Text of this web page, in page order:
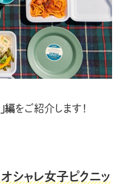
」編をご紹介します！
オシャレ女子ピクニッ